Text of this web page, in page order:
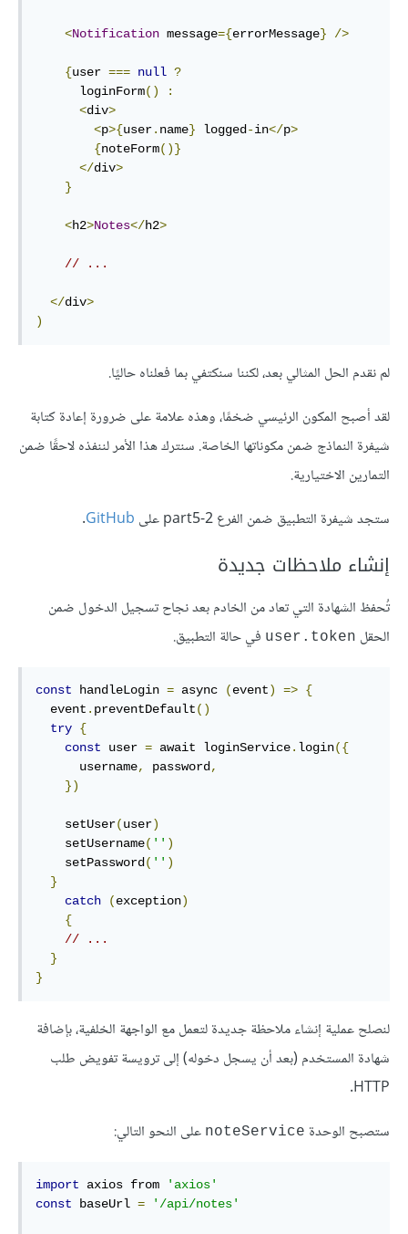
<Notification message={errorMessage} />
{user === null ?
      loginForm
()
:
<div>
<p>{user. name} logged -in</p>
{noteForm()}
</div>
}
<h2>Notes</h2>
// ...
</div>
)
لم نقدم الحل المثالي بعد، لكننا سنكتفي بما فعلناه حاليًا.
لقد أصبح المكون الرئيسي ضخمًا، وهذه علامة على ضرورة إعادة كتابة
شيفرة النماذج ضمن مكوناتها الخاصة. سنترك هذا الأمر لننفذه لاحقًا ضمن
التمارين الاختيارية.
ستجد شيفرة التطبيق ضمن الفرع part5-2 على
GitHub
.
إنشاء ملاحظات جديدة
تُحفظ الشهادة التي تعاد من الخادم بعد نجاح تسجيل الدخول ضمن
الحقل user.token في حالة التطبيق.
const handleLogin = async (event) => {
  event
. preventDefault()
try {
const user = await loginService. login({
      username
, password ,
})
    setUser
(user)
    setUsername
( '' )
    setPassword
( '' )
}
catch
(exception)
{
// ...
}
}
لنصلح عملية إنشاء ملاحظة جديدة لتعمل مع الواجهة الخلفية، بإضافة
شهادة المستخدم (بعد أن يسجل دخوله) إلى ترويسة تفويض طلب
HTTP.
ستصبح الوحدة noteService على النحو التالي:
import axios from
'axios'
const baseUrl = '/api/notes'